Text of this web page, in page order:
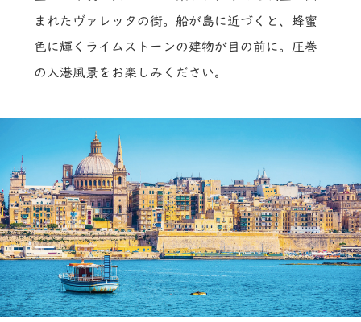
まれたヴァレッタの街。船が島に近づくと、蜂蜜
色に輝くライムストーンの建物が目の前に。圧巻
の入港風景をお楽しみください。